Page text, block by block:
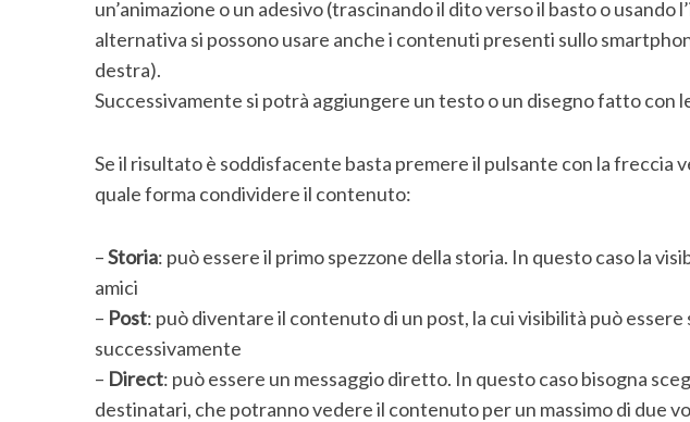
un’animazione o un adesivo (trascinando il dito verso il basto o usando
alternativa si possono usare anche i contenuti presenti sullo
destra).
Successivamente si potrà aggiungere un testo o un disegno fatto con
Se il risultato è soddisfacente basta premere il pulsante con la freccia
quale forma condividere il contenuto:
–Storia: può essere il primo spezzone della storia. In questo caso la
amici
– Post: può diventare il contenuto di un post, la cui visibilità può
successivamente
– Direct: può essere un messaggio diretto. In questo caso bisogna
destinatari, che potranno vedere il contenuto per un massimo di due